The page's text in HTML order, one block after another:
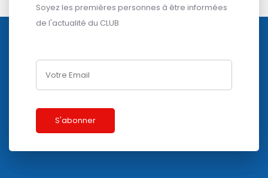
Soyez les premières personnes à être informées
de l'actualité du CLUB